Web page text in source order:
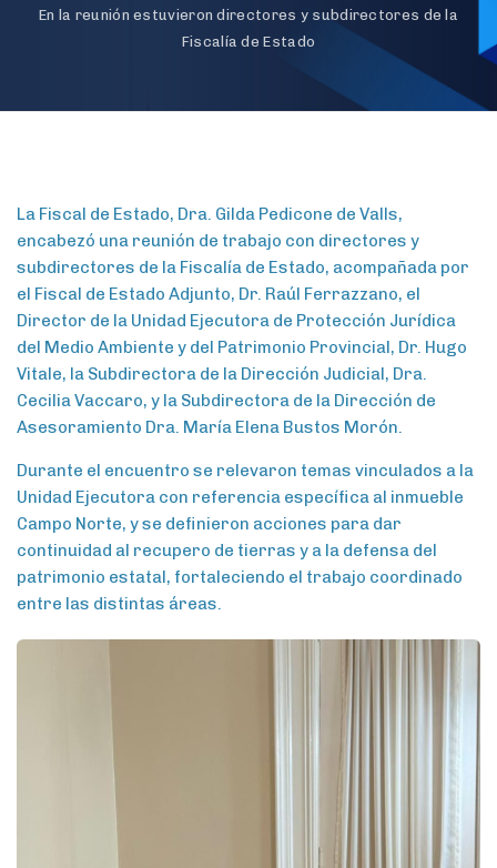
En la reunión estuvieron directores y subdirectores de la
Fiscalía de Estado
La Fiscal de Estado, Dra. Gilda Pedicone de Valls,
encabezó una reunión de trabajo con directores y
subdirectores de la Fiscalía de Estado, acompañada por
el Fiscal de Estado Adjunto, Dr. Raúl Ferrazzano, el
Director de la Unidad Ejecutora de Protección Jurídica
del Medio Ambiente y del Patrimonio Provincial, Dr. Hugo
Vitale, la Subdirectora de la Dirección Judicial, Dra.
Cecilia Vaccaro, y la Subdirectora de la Dirección de
Asesoramiento Dra. María Elena Bustos Morón.
Durante el encuentro se relevaron temas vinculados a la
Unidad Ejecutora con referencia específica al inmueble
Campo Norte, y se definieron acciones para dar
continuidad al recupero de tierras y a la defensa del
patrimonio estatal, fortaleciendo el trabajo coordinado
entre las distintas áreas.